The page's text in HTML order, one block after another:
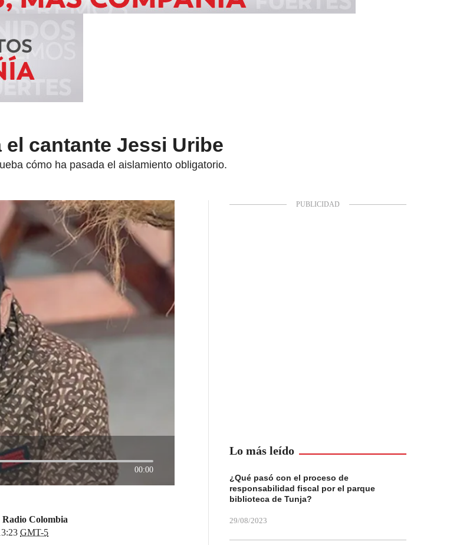
cantante Jessi Uribe
cómo ha pasada el aislamiento obligatorio.
00:00
Radio Colombia
GMT-5
Lo más leído
¿Qué pasó con el proceso de
responsabilidad fiscal por el parque
biblioteca de Tunja?
29/08/2023